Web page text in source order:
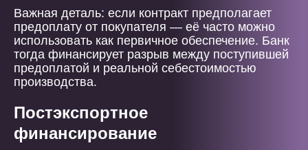
Важная деталь: если контракт предполагает
предоплату от покупателя — её часто можно
использовать как первичное обеспечение. Банк
тогда финансирует разрыв между поступившей
предоплатой и реальной себестоимостью
производства.
Постэкспортное
финансирование